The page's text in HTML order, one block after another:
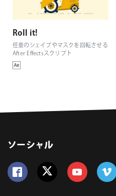
Roll it!
任意のシェイプやマスクを回転させる
After Effectsスクリプト
ソーシャル